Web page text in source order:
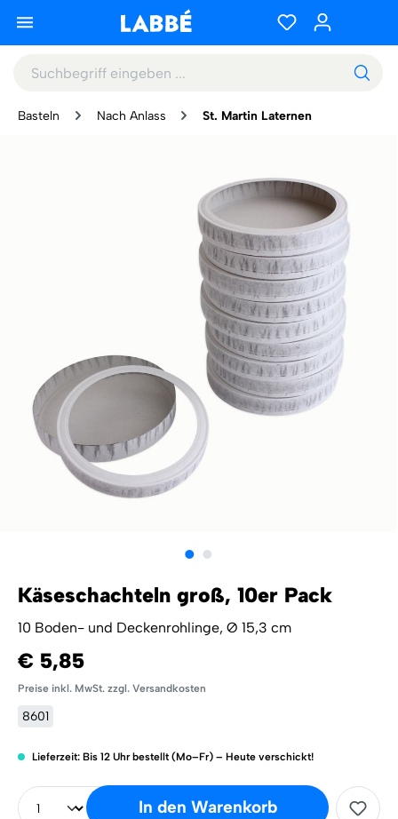
Basteln Nach Anlass St. Martin Laternen
Käseschachteln groß, 10er Pack
10 Boden- und Deckenrohlinge, Ø 15,3 cm
€ 5,85
Preise inkl. MwSt. zzgl. Versandkosten
8601
Lieferzeit: Bis 12 Uhr bestellt (Mo–Fr) – Heute verschickt!
In den Warenkorb